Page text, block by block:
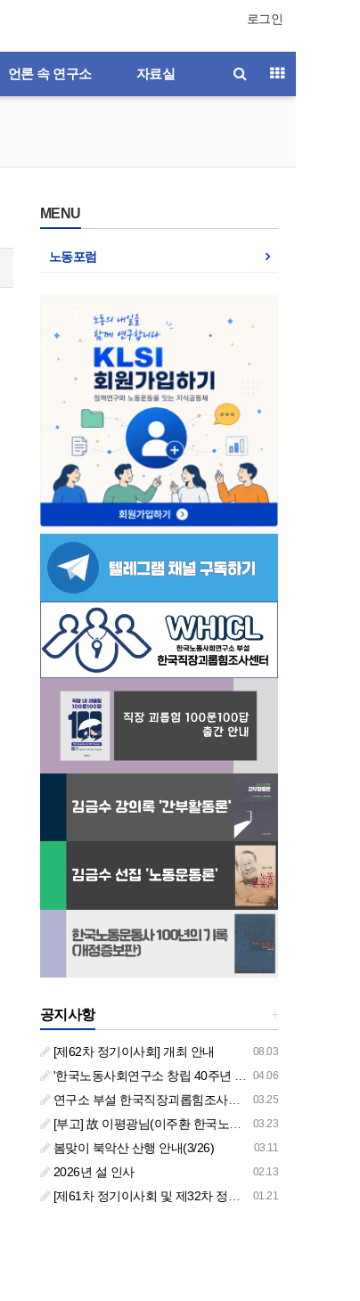
로그인
언론 속 연구소 자료실
MENU
노동포럼
+
공지사항
08.03
[제62차 정기이사회] 개최 안내
04.06
'한국노동사회연구소 창립 40주년 기념 행사 안내'
03.25
연구소 부설 한국직장괴롭힘조사센터 '2026년도 주요 사업 안내' (교육/컨설팅)
03.23
[부고] 故 이평광님(이주환 한국노동사회연구소 부소장 부친상)
03.11
봄맞이 북악산 산행 안내(3/26)
02.13
2026년 설 인사
01.21
[제61차 정기이사회 및 제32차 정기총회 합동회의] 개최 안내